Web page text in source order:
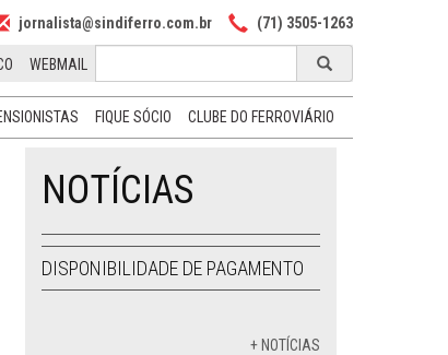
jornalista@sindiferro.com.br (71) 3505-1263
WEBMAIL
FIQUE SÓCIO CLUBE DO FERROVIÁRIO
NOTÍCIAS
DISPONIBILIDADE DE PAGAMENTO
+ NOTÍCIAS